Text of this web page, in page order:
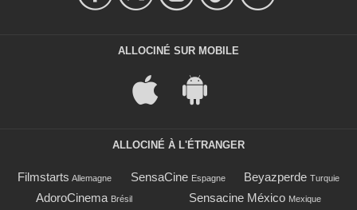
ALLOCINÉ SUR MOBILE
ALLOCINÉ À L'ÉTRANGER
Filmstarts Allemagne SensaCine Espagne Beyazperde Turquie
AdoroCinema Brésil Sensacine México Mexique